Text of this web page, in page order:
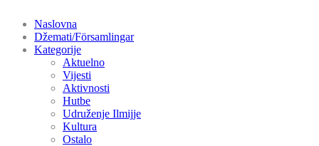
Naslovna
Džemati/Församlingar
Kategorije
Aktuelno
Vijesti
Aktivnosti
Hutbe
Udruženje Ilmijje
Kultura
Ostalo